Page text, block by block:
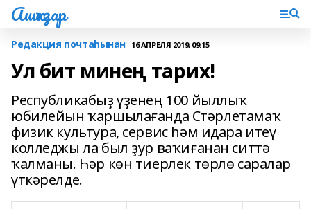
Ашҡаҙар
Редакция почтаһынан 16 АПРЕЛЯ 2019, 09:15
Ул бит минең тарих!
Республикабыҙ үҙенең 100 йыллыҡ
юбилейын ҡаршылағанда Стәрлетамаҡ
физик культура, сервис һәм идара итеү
колледжы ла был ҙур ваҡиғанан ситтә
ҡалманы. Һәр көн тиерлек төрлө саралар
үткәрелде.